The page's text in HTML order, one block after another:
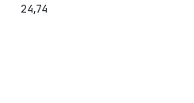
24,74